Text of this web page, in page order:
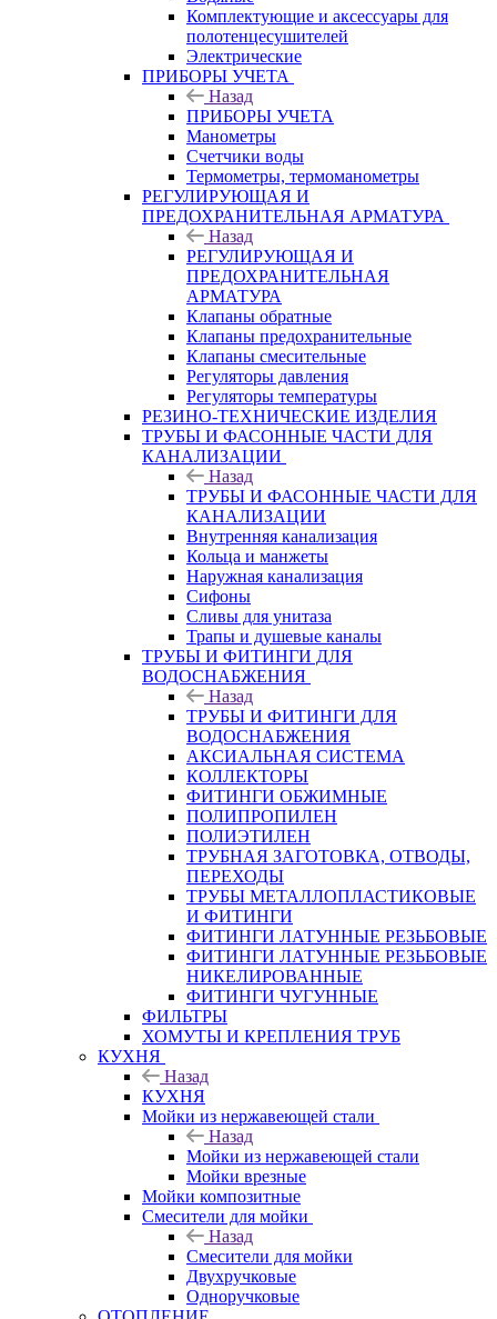
Комплектующие и аксессуары для
полотенцесушителей
Электрические
ПРИБОРЫ УЧЕТА
Назад
ПРИБОРЫ УЧЕТА
Манометры
Счетчики воды
Термометры, термоманометры
РЕГУЛИРУЮЩАЯ И
ПРЕДОХРАНИТЕЛЬНАЯ АРМАТУРА
Назад
РЕГУЛИРУЮЩАЯ И
ПРЕДОХРАНИТЕЛЬНАЯ
АРМАТУРА
Клапаны обратные
Клапаны предохранительные
Клапаны смесительные
Регуляторы давления
Регуляторы температуры
РЕЗИНО-ТЕХНИЧЕСКИЕ ИЗДЕЛИЯ
ТРУБЫ И ФАСОННЫЕ ЧАСТИ ДЛЯ
КАНАЛИЗАЦИИ
Назад
ТРУБЫ И ФАСОННЫЕ ЧАСТИ ДЛЯ
КАНАЛИЗАЦИИ
Внутренняя канализация
Кольца и манжеты
Наружная канализация
Сифоны
Сливы для унитаза
Трапы и душевые каналы
ТРУБЫ И ФИТИНГИ ДЛЯ
ВОДОСНАБЖЕНИЯ
Назад
ТРУБЫ И ФИТИНГИ ДЛЯ
ВОДОСНАБЖЕНИЯ
АКСИАЛЬНАЯ СИСТЕМА
КОЛЛЕКТОРЫ
ФИТИНГИ ОБЖИМНЫЕ
ПОЛИПРОПИЛЕН
ПОЛИЭТИЛЕН
ТРУБНАЯ ЗАГОТОВКА, ОТВОДЫ,
ПЕРЕХОДЫ
ТРУБЫ МЕТАЛЛОПЛАСТИКОВЫЕ
И ФИТИНГИ
ФИТИНГИ ЛАТУННЫЕ РЕЗЬБОВЫЕ
ФИТИНГИ ЛАТУННЫЕ РЕЗЬБОВЫЕ
НИКЕЛИРОВАННЫЕ
ФИТИНГИ ЧУГУННЫЕ
ФИЛЬТРЫ
ХОМУТЫ И КРЕПЛЕНИЯ ТРУБ
КУХНЯ
Назад
КУХНЯ
Мойки из нержавеющей стали
Назад
Мойки из нержавеющей стали
Мойки врезные
Мойки композитные
Смесители для мойки
Назад
Смесители для мойки
Двухручковые
Одноручковые